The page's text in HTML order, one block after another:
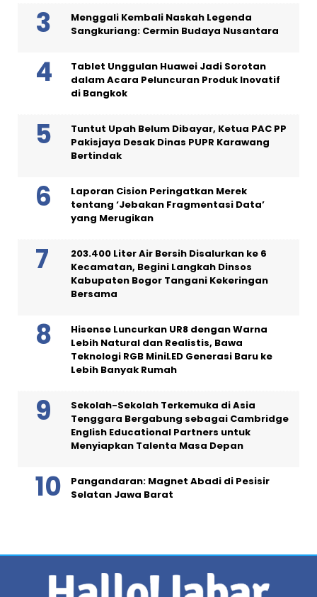
Menggali Kembali Naskah Legenda
Sangkuriang: Cermin Budaya Nusantara
Tablet Unggulan Huawei Jadi Sorotan
dalam Acara Peluncuran Produk Inovatif
di Bangkok
Tuntut Upah Belum Dibayar, Ketua PAC PP
Pakisjaya Desak Dinas PUPR Karawang
Bertindak
Laporan Cision Peringatkan Merek
tentang ‘Jebakan Fragmentasi Data’
yang Merugikan
203.400 Liter Air Bersih Disalurkan ke 6
Kecamatan, Begini Langkah Dinsos
Kabupaten Bogor Tangani Kekeringan
Bersama
Hisense Luncurkan UR8 dengan Warna
Lebih Natural dan Realistis, Bawa
Teknologi RGB MiniLED Generasi Baru ke
Lebih Banyak Rumah
Sekolah-Sekolah Terkemuka di Asia
Tenggara Bergabung sebagai Cambridge
English Educational Partners untuk
Menyiapkan Talenta Masa Depan
Pangandaran: Magnet Abadi di Pesisir
Selatan Jawa Barat